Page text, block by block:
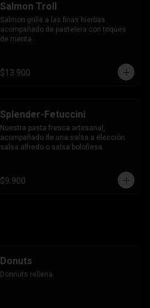
Salmon Troll
Salmon grille a las finas hierbas
acompañado de pastelera con toques
de menta.
$13.900
Splender-Fetuccini
Nuestra pasta fresca artesanal,
acompañado de una salsa a elección
salsa alfredo o salsa boloñesa.
$9.900
Donuts
Donnuts rellena.